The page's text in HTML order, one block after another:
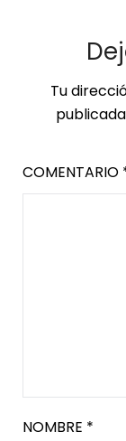
Tu
COMENTARIO
NOMBRE *